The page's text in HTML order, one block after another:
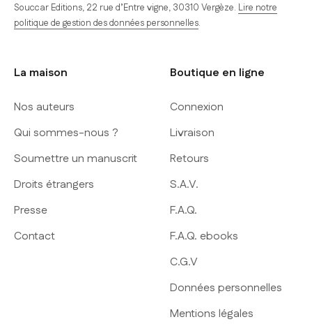
Souccar Editions, 22 rue d’Entre vigne, 30310 Vergèze. Lire notre
politique de gestion des données personnelles.
La maison
Nos auteurs
Qui sommes-nous ?
Soumettre un manuscrit
Droits étrangers
Presse
Contact
Boutique en ligne
Connexion
Livraison
Retours
S.A.V.
F.A.Q.
F.A.Q. ebooks
C.G.V
Données personnelles
Mentions légales